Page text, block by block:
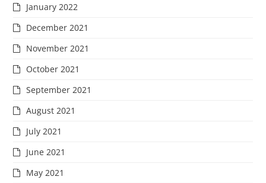
January 2022
December 2021
November 2021
October 2021
September 2021
August 2021
July 2021
June 2021
May 2021